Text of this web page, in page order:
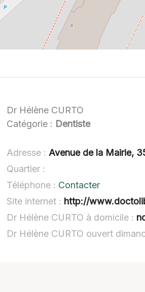
Dr Hélène CURTO
Catégorie : Dentiste
Adresse : Avenue de la Mairie,
Quartier :
Téléphone : Contacter
Site internet : http://
Dr Hélène CURTO à domicile :
Dr Hélène CURTO ouvert